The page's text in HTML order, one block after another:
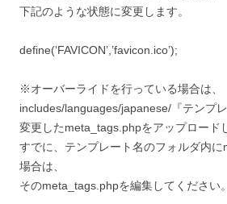
下記のような状態に変更します。
define(‘FAVICON’,’favicon.ico’);
※オーバーライドを行っている場合は、
includes/languages/japanese/『テンプ
変更したmeta_tags.phpをアップロード
すでに、テンプレート名のフォルダ内
場合は、
そのmeta_tags.phpを編集してください。